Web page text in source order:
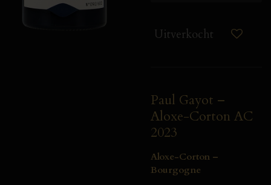
Uitverkocht
Paul Gayot –
Aloxe-Corton AC
2023
Aloxe-Corton –
Bourgogne